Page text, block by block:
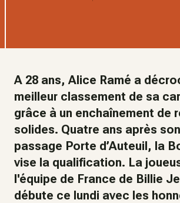
A 28 ans, Alice Ramé a
meilleur classement de sa
grâce à un enchaînement de
solides. Quatre ans après
passage Porte d’Auteuil, la
vise la qualification. La
l'équipe de France de Billie
débute ce lundi avec les